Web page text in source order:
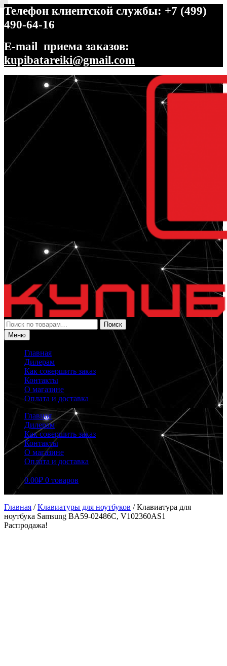
Телефон клиентской службы: +7 (499)
490-64-16
E-mail приема заказов:
kupibatareiki@gmail.com
Перейти
навигации
Перейти
содержимому
Искать:
Поиск
Меню
Главная
Дилерам
Как совершить заказ
Контакты
О магазине
Оплата и доставка
Главная
Дилерам
Как совершить заказ
Контакты
О магазине
Оплата и доставка
0.00₽ 0 товаров
Главная /Клавиатуры для ноутбуков /Клавиатура для
ноутбука Samsung BA59-02486C, V102360AS1
Распродажа!